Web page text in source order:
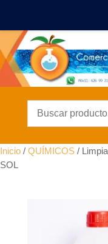
Inicio / QUÍMICOS /
SOL